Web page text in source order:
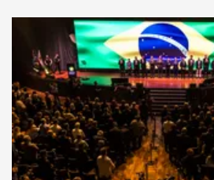
Usado
Pá Carregadeira Cat 966
Ano 1987
Londrina
R$ 145.000